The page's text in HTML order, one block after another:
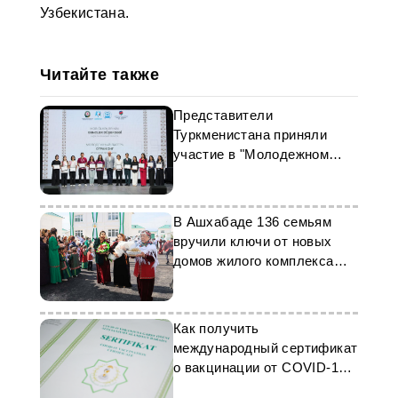
Узбекистана.
Читайте также
Представители
Туркменистана приняли
участие в "Молодежном
В Ашхабаде 136 семьям
вручили ключи от новых
домов жилого комплекса
Чоганлы
Как получить
международный сертификат
о вакцинации от COVID-19 в